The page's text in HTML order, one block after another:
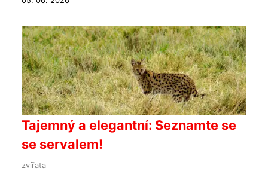
Tajemný a elegantní: Seznamte se
se servalem!
zvířata